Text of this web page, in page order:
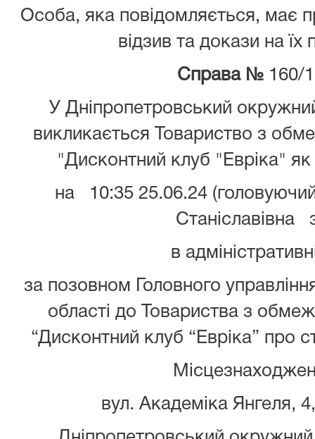
Особа, яка повідомляється, має
відзив та докази на їх
Справа № 160/
У Дніпропетровський
викликається Товариство з
"Дисконтний клуб "Евріка"
на 10:35 25.06.24
Станіславівна
в
за позовном Головного
області до Товариства з
“Дисконтний клуб “Евріка” про
вул. Академіка Янгеля,